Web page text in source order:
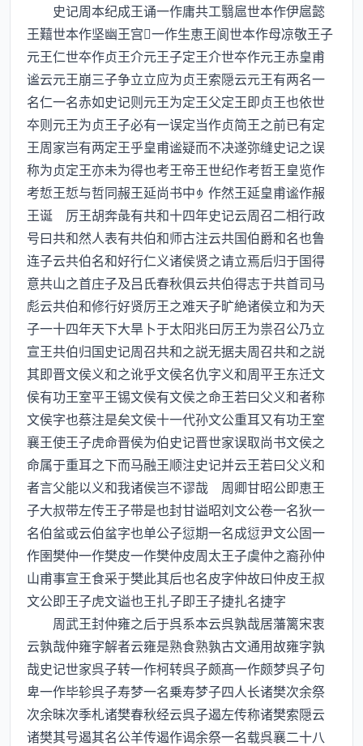
史记周本纪成王诵一作庸共工翳扈世本作伊扈懿
王囏世本作坚幽王宫一作生恵王阆世本作母凉敬王子
元王仁世夲作贞王介元王子定王介世夲作元王赤皇甫
谧云元王崩三子争立立应为贞王索隠云元王有两名一
名仁一名赤如史记则元王为定王父定王即贞王也依世
夲则元王为贞王子必有一误定当作贞简王之前已有定
王周家岂有两定王乎皇甫谧疑而不决遂弥缝史记之误
称为贞定王亦未为得也考王帝王世纪作考哲王皇览作
考悊王悊与哲同赧王延尚书中作然王延皇甫谧作赧
王诞 厉王胡奔彘有共和十四年史记云周召二相行政
号曰共和然人表有共伯和师古注云共国伯爵和名也鲁
连子云共伯名和好行仁义诸侯贤之请立焉后归于国得
意共山之首庄子及吕氏春秋俱云共伯得志于共首司马
彪云共伯和修行好贤厉王之难天子旷絶诸侯立和为天
子一十四年天下大旱卜于太阳兆曰厉王为祟召公乃立
宣王共伯归国史记周召共和之説无据夫周召共和之説
其即晋文侯义和之讹乎文侯名仇字义和周平王东迁文
侯有功王室平王锡文侯有文侯之命王若曰父义和者称
文侯字也蔡注是矣文侯十一代孙文公重耳又有功王室
襄王使王子虎命晋侯为伯史记晋世家误取尚书文侯之
命属于重耳之下而马融王顺注史记并云王若曰父义和
者言父能以义和我诸侯岂不谬哉 周卿甘昭公即恵王
子大叔带左传王子带是也封甘谥昭刘文公卷一名狄一
名伯蚠或云伯蚠字也单公子愆期一名成愆尹文公固一
作圉樊仲一作樊皮一作樊仲皮周太王子虞仲之裔孙仲
山甫事宣王食采于樊此其后也名皮字仲故曰仲皮王叔
文公即王子虎文谥也王扎子即王子捷扎名捷字
周武王封仲雍之后于呉系本云呉孰哉居藩篱宋衷
云孰哉仲雍字解者云雍是熟食熟孰古文通用故雍字孰
哉史记世家呉子转一作柯转呉子颇髙一作颇梦呉子句
卑一作毕轸呉子寿梦一名乗寿梦子四人长诸樊次余祭
次余昧次季札诸樊春秋经云呉子遏左传称诸樊索隠云
诸樊其号遏其名公羊传遏作谒余祭一名载呉襄二十八